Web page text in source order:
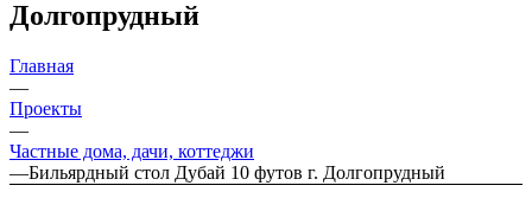
Долгопрудный
Главная
—
Проекты
—
Частные дома, дачи, коттеджи
—Бильярдный стол Дубай 10 футов г. Долгопрудный